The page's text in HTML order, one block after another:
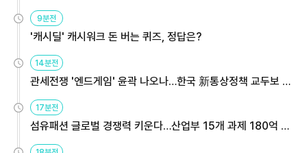
9분전
'캐시딜' 캐시워크 돈 버는 퀴즈, 정답은?
14분전
관세전쟁 '엔드게임' 윤곽 나오나…한국 新통상정책 교두보 활
용해야
17분전
섬유패션 글로벌 경쟁력 키운다…산업부 15개 과제 180억 지
원